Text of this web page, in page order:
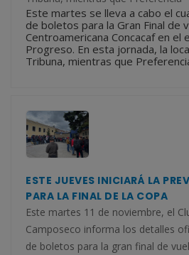
Este martes se lleva a cabo el
de boletos para la Gran Final de
Centroamericana Concacaf en el
Progreso. En esta jornada, la
Tribuna, mientras que
ESTE JUEVES INICIARÁ LA
PARA LA FINAL DE LA COPA
Este martes 11 de noviembre, el
Camposeco informa los detalles
de boletos para la gran final de